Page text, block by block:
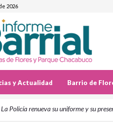
2026
y Actualidad Barrio de
La Policía renueva su uniforme y su